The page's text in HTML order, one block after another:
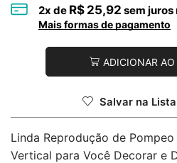
2x de R$ 25,92 sem juros
Mais formas de pagamento
ADICIONAR
Salvar na
Linda Reprodução de
Vertical para Você Decorar e